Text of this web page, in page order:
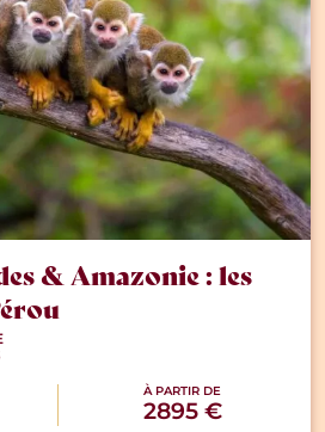
& Amazonie : les
À PARTIR DE
2895 €